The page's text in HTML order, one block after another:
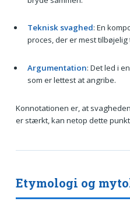
Teknisk svaghed: En
proces, der er mest tilbøjelig
Argumentation: Det led i
som er lettest at angribe.
Konnotationen er, at
er stærkt, kan netop dette
Etymologi og